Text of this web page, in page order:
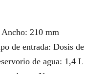
210 mm
de entrada: Dosis de
de agua: 1,4 L